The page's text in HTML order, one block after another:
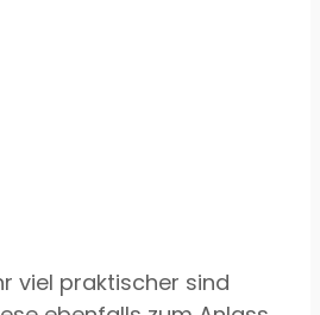
viel praktischer sind